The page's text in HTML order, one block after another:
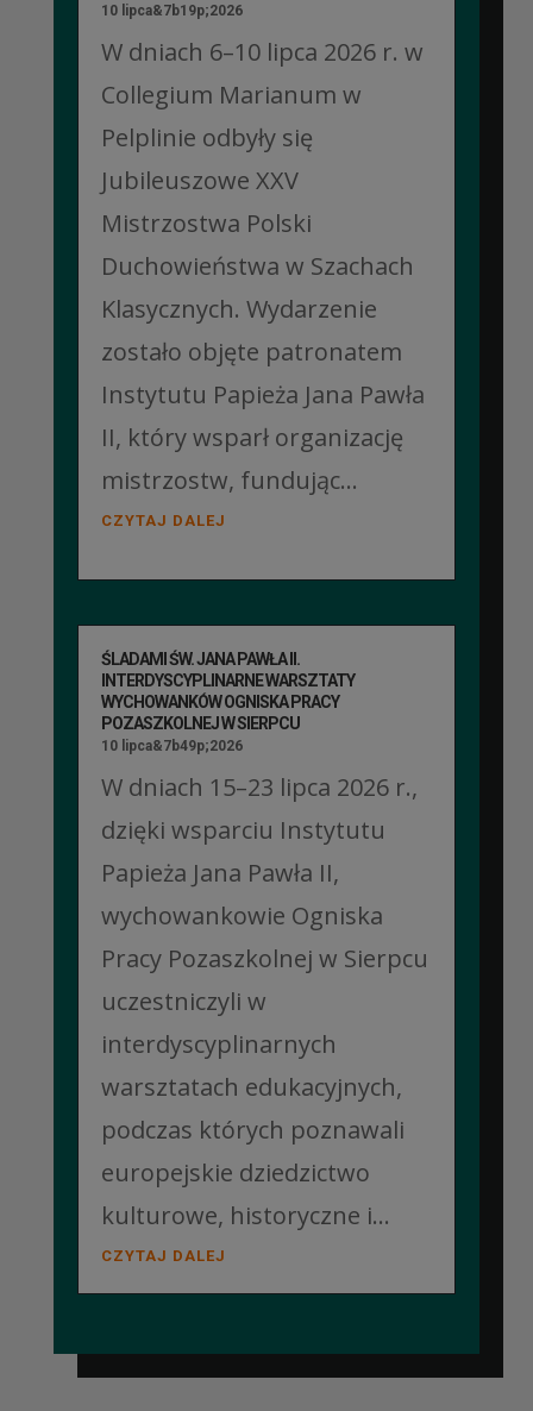
10 lipca&7b19p;2026
W dniach 6–10 lipca 2026 r. w
Collegium Marianum w
Pelplinie odbyły się
Jubileuszowe XXV
Mistrzostwa Polski
Duchowieństwa w Szachach
Klasycznych. Wydarzenie
zostało objęte patronatem
Instytutu Papieża Jana Pawła
II, który wsparł organizację
mistrzostw, fundując...
CZYTAJ DALEJ
ŚLADAMI ŚW. JANA PAWŁA II.
INTERDYSCYPLINARNE WARSZTATY
WYCHOWANKÓW OGNISKA PRACY
POZASZKOLNEJ W SIERPCU
10 lipca&7b49p;2026
W dniach 15–23 lipca 2026 r.,
dzięki wsparciu Instytutu
Papieża Jana Pawła II,
wychowankowie Ogniska
Pracy Pozaszkolnej w Sierpcu
uczestniczyli w
interdyscyplinarnych
warsztatach edukacyjnych,
podczas których poznawali
europejskie dziedzictwo
kulturowe, historyczne i...
CZYTAJ DALEJ